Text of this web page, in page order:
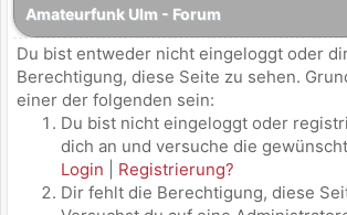
Amateurfunk Ulm - Forum
Du bist entweder nicht eingeloggt oder
Berechtigung, diese Seite zu sehen.
einer der folgenden sein:
Du bist nicht eingeloggt oder
dich an und versuche die
Login
Registrierung?
Dir fehlt die Berechtigung, diese